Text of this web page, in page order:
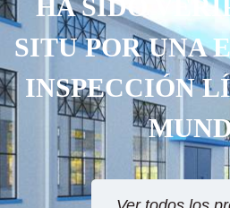
SERVICIO
Ver todos los